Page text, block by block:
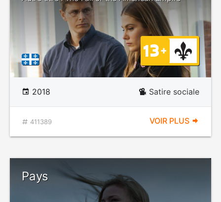
2018 Satire sociale
411389 VOIR PLUS
Pays